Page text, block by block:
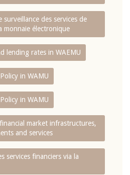
surveillance des services de
monnaie électronique
lending rates in WAEMU
in WAMU
in WAMU
market infrastructures,
and services
services financiers via la